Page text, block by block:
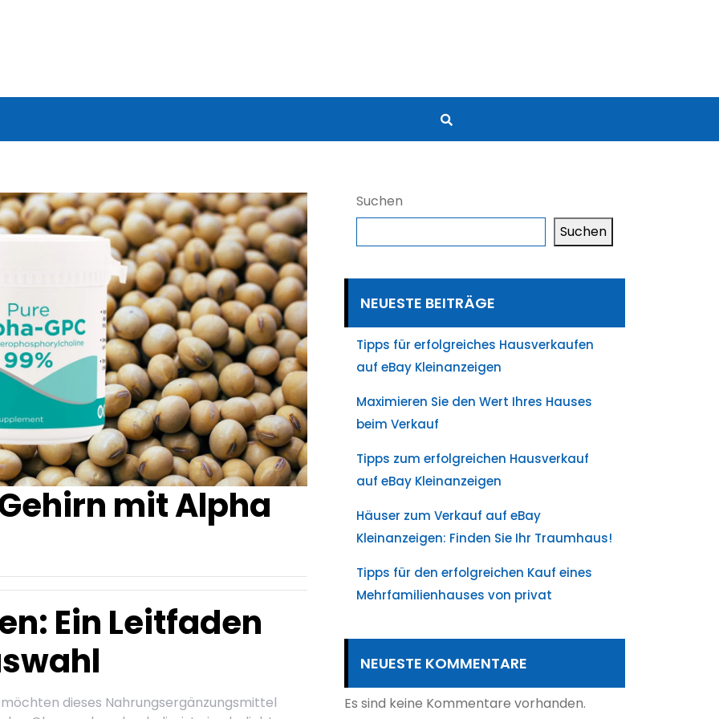
mit Alpha
Ein Leitfaden
dieses Nahrungsergänzungsmittel
Suchen
Suchen
NEUESTE BEITRÄGE
Tipps für erfolgreiches Hausverkaufen
auf eBay Kleinanzeigen
Maximieren Sie den Wert Ihres Hauses
beim Verkauf
Tipps zum erfolgreichen Hausverkauf
auf eBay Kleinanzeigen
Häuser zum Verkauf auf eBay
Kleinanzeigen: Finden Sie Ihr Traumhaus!
Tipps für den erfolgreichen Kauf eines
Mehrfamilienhauses von privat
NEUESTE KOMMENTARE
Es sind keine Kommentare vorhanden.